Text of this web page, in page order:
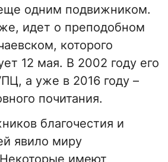
одним подвижником.
идет о преподобном
которого
12 мая. В 2002 году его
а уже в 2016 году –
почитания.
благочестия и
явило миру